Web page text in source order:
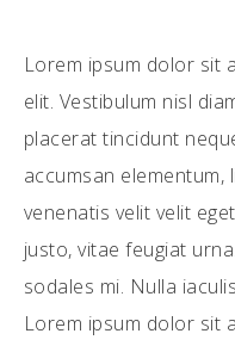
Lorem ipsum dolor sit
elit. Vestibulum nisl
placerat tincidunt
accumsan elementum,
venenatis velit velit
justo, vitae feugiat
sodales mi. Nulla
Lorem ipsum dolor sit